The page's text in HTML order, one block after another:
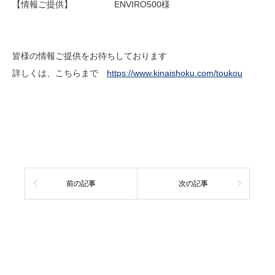
【情報ご提供】 ENVIRO500様
皆様の情報ご提供をお待ちしております
詳しくは、こちらまで https://www.kinaishoku.com/toukou
前の記事 次の記事